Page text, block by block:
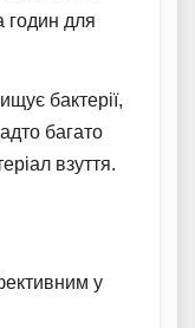
годин для
бактерії,
багато
взуття.
у